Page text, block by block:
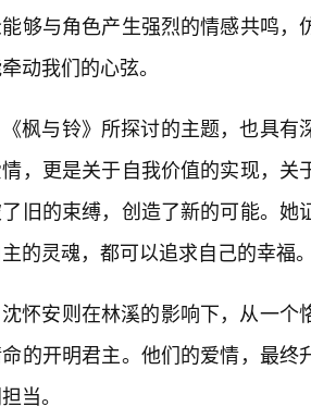
够与角色产生强烈的情感共鸣
动我们的心弦。
《枫与铃》所探讨的主题，也具
，更是关于自我价值的实现，
旧的束缚，创造了新的可能。
的灵魂，都可以追求自己的幸福
沈怀安则在林溪的影响下，从一
的开明君主。他们的爱情，最
当。